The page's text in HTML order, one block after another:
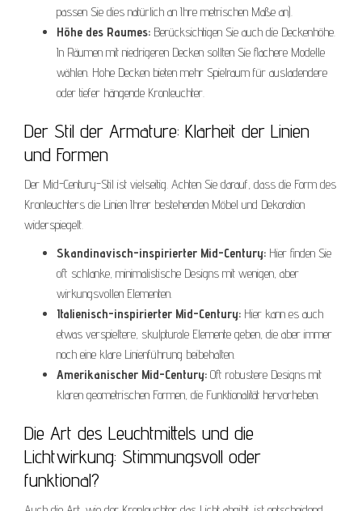
passen Sie dies natürlich an Ihre metrischen Maße an).
Höhe des Raumes: Berücksichtigen Sie auch die Deckenhöhe.
In Räumen mit niedrigeren Decken sollten Sie flachere Modelle
wählen. Hohe Decken bieten mehr Spielraum für ausladendere
oder tiefer hängende Kronleuchter.
Der Stil der Armature: Klarheit der Linien
und Formen
Der Mid-Century-Stil ist vielseitig. Achten Sie darauf, dass die Form des
Kronleuchters die Linien Ihrer bestehenden Möbel und Dekoration
widerspiegelt.
Skandinavisch-inspirierter Mid-Century: Hier finden Sie
oft schlanke, minimalistische Designs mit wenigen, aber
wirkungsvollen Elementen.
Italienisch-inspirierter Mid-Century: Hier kann es auch
etwas verspieltere, skulpturale Elemente geben, die aber immer
noch eine klare Linienführung beibehalten.
Amerikanischer Mid-Century: Oft robustere Designs mit
klaren geometrischen Formen, die Funktionalität hervorheben.
Die Art des Leuchtmittels und die
Lichtwirkung: Stimmungsvoll oder
funktional?